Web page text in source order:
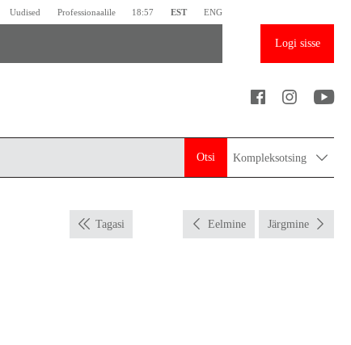
Uudised Professionaalile 18:57 EST ENG
Logi sisse
Otsi Kompleksotsing
Tagasi Eelmine Järgmine